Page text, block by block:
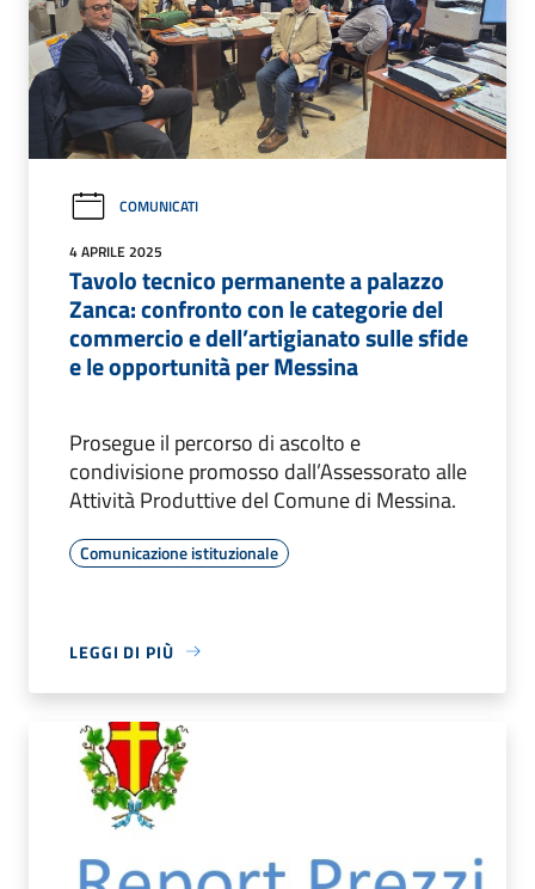
COMUNICATI
4 APRILE 2025
Tavolo tecnico permanente a palazzo
Zanca: confronto con le categorie del
commercio e dell’artigianato sulle sfide
e le opportunità per Messina
Prosegue il percorso di ascolto e
condivisione promosso dall’Assessorato alle
Attività Produttive del Comune di Messina.
Comunicazione istituzionale
LEGGI DI PIÙ